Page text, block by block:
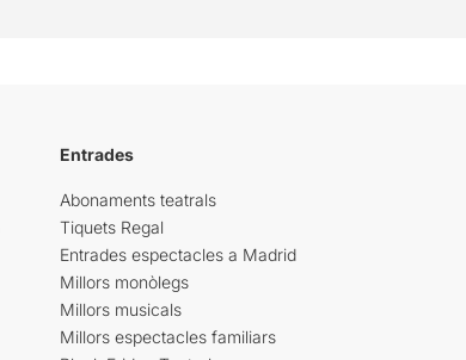
Entrades
Abonaments teatrals
Tiquets Regal
Entrades espectacles a Madrid
Millors monòlegs
Millors musicals
Millors espectacles familiars